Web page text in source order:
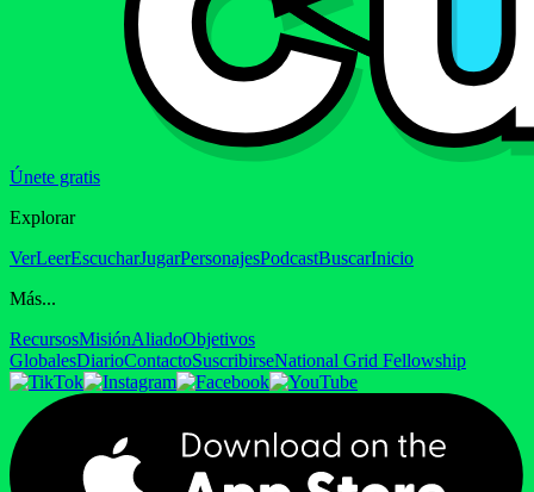
Únete gratis
Explorar
VerLeerEscucharJugarPersonajesPodcastBuscarInicio
Más...
RecursosMisiónAliadoObjetivos
GlobalesDiarioContactoSuscribirseNational Grid Fellowship